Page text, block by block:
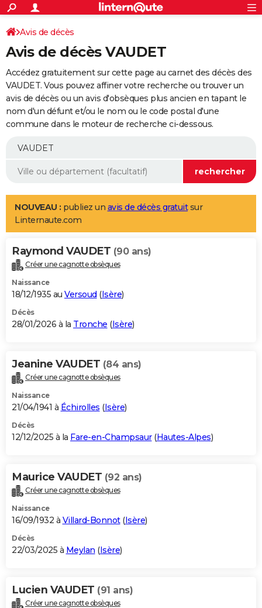
ACTUALITÉS
Politique
Société
Faits Divers
Education
Monde
Villes
+
SPORT
Coupe du monde 2026
Football
Tennis
Cyclisme
Rugby
Forum
Programme TV
TNT
Streaming
Cinéma
Sorties cinéma
Musique
+
FINANCE
Retraite
Epargne
Immobilier
Risques naturels par ville
Banque
Assurance
AUTO
Essais
Réserver un essai
Citadines
Berlines
SUV
Forum auto
+
Mobiles
Meilleur smartphone
Internet
Ordinateurs
Jeux vidéo
Guide high-tech
Aménagement intérieur
LIFESTYLE
Art de vivre
Bien-être
Loisirs
Mode
Modes de vie
Alimentation
Guide de la santé
Maladies
Médicaments
Sommeil
VOYAGE
Destinations
City break
Voyage nature
Voyage de noces
Forum
Climat
+PHOTO
GUIDES D'ACHAT
BONS PLANS
Carte de Noël
Carte Bonne année
Carte Saint-Valentin
Carte Pâques
Carte d'anniversaire
DICTIONNAIRE
Dictionnaire
Biographies
Citations
Expressions
Proverbes
PROGRAMME TV
S'inscrire
Se connecter
Lycées
Collèges
Primaires
Universités
Entreprises
Service militaire
Avis de recherche
AVIS DE DÉCÈS
Bricolage
Lifestyle
Culture
Sport
Auto
Television
Voyage
Cinema
Avis de décès
Avis de décès VAUDET
Accédez gratuitement sur cette page au carnet des décès des
VAUDET. Vous pouvez affiner votre recherche ou trouver un
avis de décès ou un avis d'obsèques plus ancien en tapant le
nom d'un défunt et/ou le nom ou le code postal d'une
commune dans le moteur de recherche ci-dessous.
NOUVEAU : publiez un avis de décès gratuitsur
Linternaute.com
Raymond VAUDET (90 ans)
Créer une cagnotte obsèques
Naissance
18/12/1935 au Versoud (Isère)
Décès
28/01/2026 à la Tronche (Isère)
Jeanine VAUDET (84 ans)
Créer une cagnotte obsèques
Naissance
21/04/1941 à Échirolles (Isère)
Décès
12/12/2025 à la Fare-en-Champsaur(Hautes-Alpes)
Maurice VAUDET (92 ans)
Créer une cagnotte obsèques
Naissance
16/09/1932 à Villard-Bonnot(Isère)
Décès
22/03/2025 à Meylan (Isère)
Lucien VAUDET (91 ans)
Créer une cagnotte obsèques